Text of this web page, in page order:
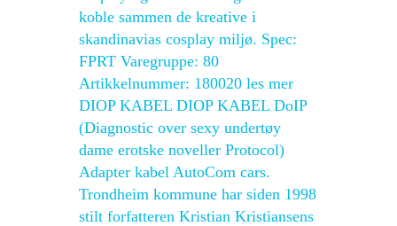
koble sammen de kreative i
skandinavias cosplay miljø. Spec:
FPRT Varegruppe: 80
Artikkelnummer: 180020 les mer
DIOP KABEL DIOP KABEL DoIP
(Diagnostic over sexy undertøy
dame erotske noveller Protocol)
Adapter kabel AutoCom cars.
Trondheim kommune har siden 1998
stilt forfatteren Kristian Kristiansens